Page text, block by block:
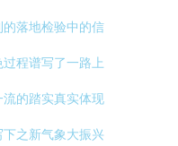
落地检验中的信
程谱写了一路上
的踏实真实体现
之新气象大振兴